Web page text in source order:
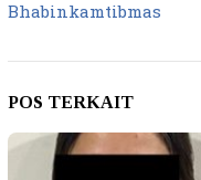
Bhabinkamtibmas
POS TERKAIT